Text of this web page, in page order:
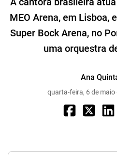
MEO Arena, em Lisboa,
Super Bock Arena, no
uma orquestra
Ana
quarta-feira, 6 de maio